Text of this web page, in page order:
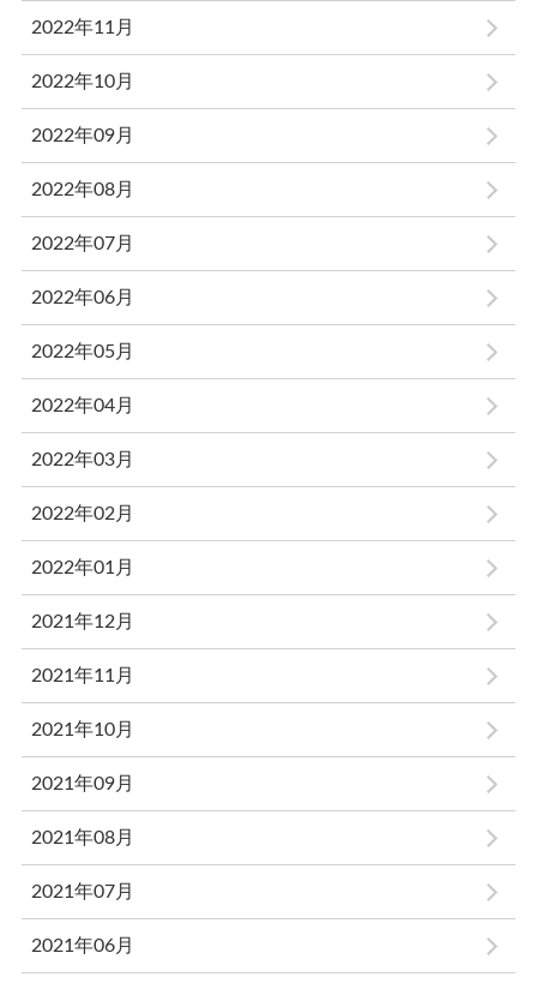
2022年11月
2022年10月
2022年09月
2022年08月
2022年07月
2022年06月
2022年05月
2022年04月
2022年03月
2022年02月
2022年01月
2021年12月
2021年11月
2021年10月
2021年09月
2021年08月
2021年07月
2021年06月